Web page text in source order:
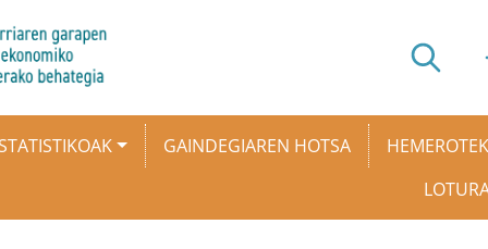
GAINDEGIAREN HOTSA